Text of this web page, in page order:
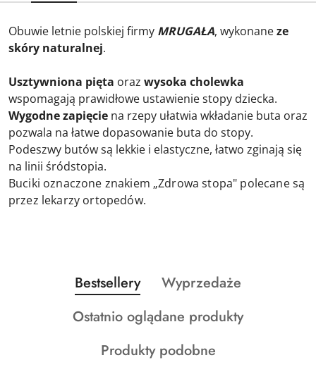
Obuwie letnie polskiej firmy MRUGAŁA, wykonaneze
skóry naturalnej.
Usztywniona pięta oraz wysoka cholewka
wspomagają prawidłowe ustawienie stopy dziecka.
Wygodne zapięcie na rzepy ułatwia wkładanie buta oraz
pozwala na łatwe dopasowanie buta do stopy.
Podeszwy butów są lekkie i elastyczne, łatwo zginają się
na linii śródstopia.
Buciki oznaczone znakiem „Zdrowa stopa" polecane są
przez lekarzy ortopedów.
Pomiń karuzelę produktów
Produkty
o
statusie:
Bestsellery
Produkty
statusie:
Wyprzedaże
Produkty
statusie:
Ostatnio oglądane produkty
Produkty
Produkty podobne